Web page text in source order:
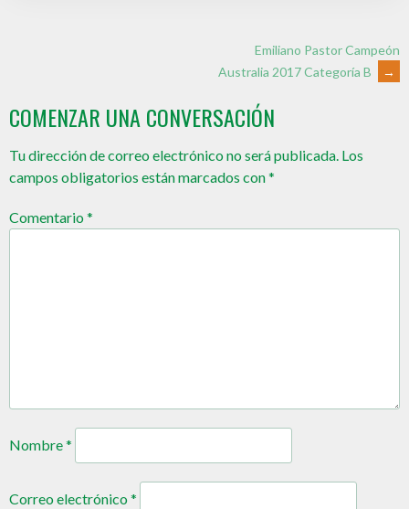
Emiliano Pastor Campeón
Australia 2017 Categoría B
→
COMENZAR UNA CONVERSACIÓN
Tu dirección de correo electrónico no será publicada. Los
campos obligatorios están marcados con*
Comentario*
Nombre*
Correo electrónico*